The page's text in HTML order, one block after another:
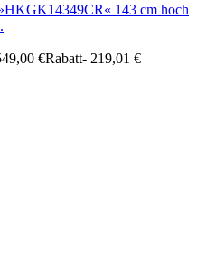
143 cm hoch
€Rabatt- 219,01 €